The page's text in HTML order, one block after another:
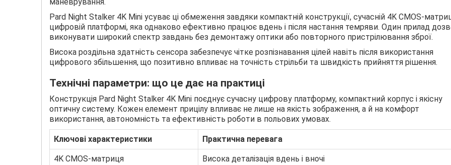
Pard Night Stalker 4K Mini усуває ці обмеження завдяки компактній конструкції, сучасній 4K CMOS-
цифровій платформі, яка однаково ефективно працює вдень і після настання темряви. Один прилад
виконувати широкий спектр завдань без демонтажу оптики або повторного пристрілювання зброї.
Висока роздільна здатність сенсора забезпечує чітке розпізнавання цілей навіть після використання
цифрового збільшення, що позитивно впливає на точність стрільби та швидкість прийняття рішення.
Технічні параметри: що це дає на практиці
Конструкція Pard Night Stalker 4K Mini поєднує сучасну цифрову платформу, компактний корпус і якісну
оптичну систему. Кожен елемент прицілу впливає не лише на якість зображення, а й на комфорт
використання, автономність та ефективність роботи в польових умовах.
Ключові характеристики Практична перевага
4K CMOS-матриця Висока деталізація вдень і вночі